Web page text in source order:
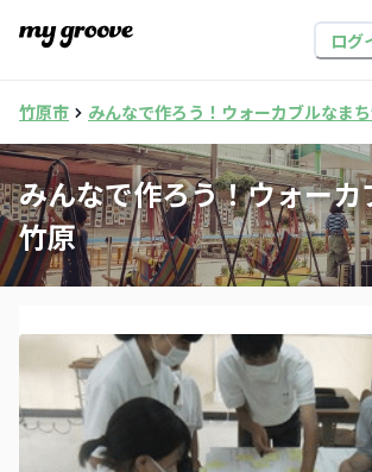
ログ
竹原市 みんなで作ろう！ウォーカブルなま
みんなで作ろう！ウォーカ
竹原